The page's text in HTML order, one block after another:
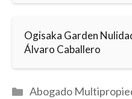
Ogisaka Garden
Álvaro Caballero
Categorías
Abogado